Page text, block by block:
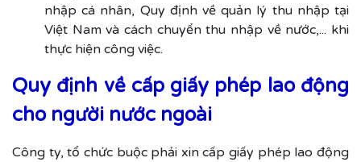
nhập cá nhân, Quy định về quản lý thu nhập tại
Việt Nam và cách chuyển thu nhập về nước,... khi
thực hiện công việc.
Quy định về cấp giấy phép lao động
cho người nước ngoài
Công ty, tổ chức buộc phải xin cấp giấy phép lao động